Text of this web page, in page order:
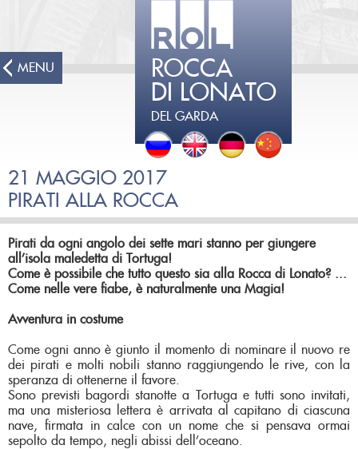
ROCCA
DI LONATO
DEL GARDA
MENU
21 MAGGIO 2017
PIRATI ALLA ROCCA
Pirati da ogni angolo dei sette mari stanno per giungere
all’isola maledetta di Tortuga!
Come è possibile che tutto questo sia alla Rocca di Lonato? ...
Come nelle vere fiabe, è naturalmente una Magia!
Avventura in costume
Come ogni anno è giunto il momento di nominare il nuovo re
dei pirati e molti nobili stanno raggiungendo le rive, con la
speranza di ottenerne il favore.
Sono previsti bagordi stanotte a Tortuga e tutti sono invitati,
ma una misteriosa lettera è arrivata al capitano di ciascuna
nave, firmata in calce con un nome che si pensava ormai
sepolto da tempo, negli abissi dell’oceano.